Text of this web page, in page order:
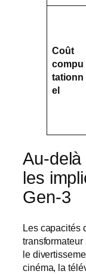
Coût
compu
tationn
el
Au-delà
les
Gen-3
Les capacités
le
cinéma, la